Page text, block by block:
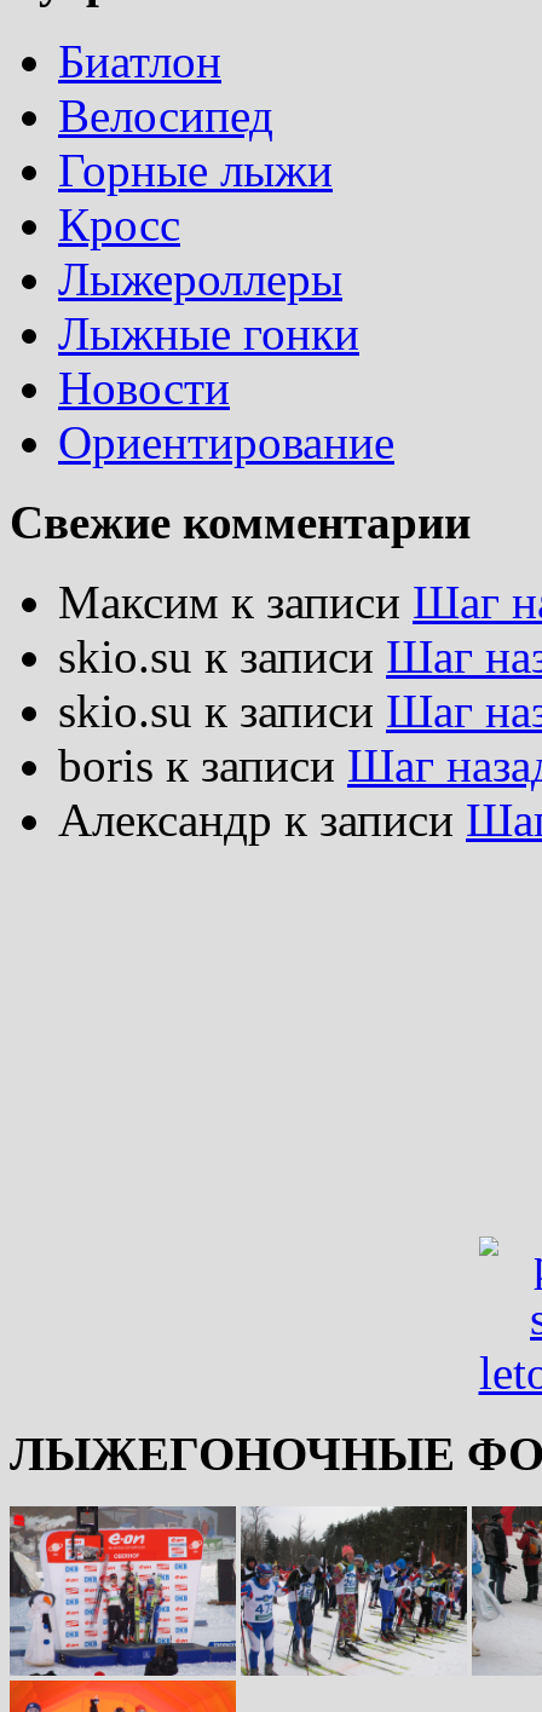
Биатлон
Велосипед
Горные лыжи
Кросс
Лыжероллеры
Лыжные гонки
Новости
Ориентирование
Свежие комментарии
Максим к записи Шаг
skio.su к записи Шаг
skio.su к записи Шаг
boris к записи Шаг
Александр к записи
ЛЫЖЕГОНОЧНЫЕ